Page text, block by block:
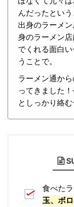
んだったとい
出身のラーメ
身のラーメン
でくれる面白
うことで。
ラーメン通か
ってきました
としっかり絡
食べた
玉、ボ